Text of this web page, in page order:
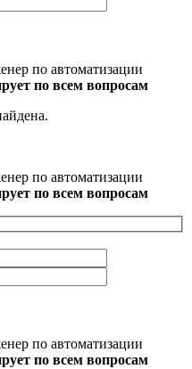
по автоматизации
по всем вопросам
по автоматизации
по всем вопросам
по автоматизации
по всем вопросам